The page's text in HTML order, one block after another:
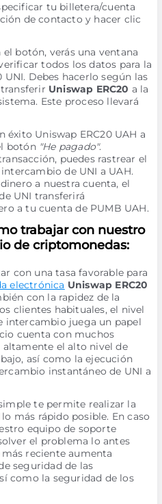
tu billetera/cuenta
de contacto y hacer clic
botón, verás una ventana
todos los datos para la
UNI. Debes hacerlo según las
Uniswap ERC20 a la
Este proceso llevará
éxito Uniswap ERC20 UAH a
botón "He pagado".
puedes rastrear el
de UNI a UAH.
a nuestra cuenta, el
UNI transferirá
a tu cuenta de PUMB UAH.
trabajar con nuestro
de criptomonedas:
con una tasa favorable para
electrónica Uniswap ERC20
con la rapidez de la
clientes habituales, el nivel
intercambio juega un papel
cuenta con muchos
altamente el alto nivel de
así como la ejecución
instantáneo de UNI a
te permite realizar la
más rápido posible. En caso
equipo de soporte
el problema lo antes
reciente aumenta
seguridad de las
como la seguridad de los